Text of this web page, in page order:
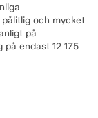
och mycket
på
endast 12 175